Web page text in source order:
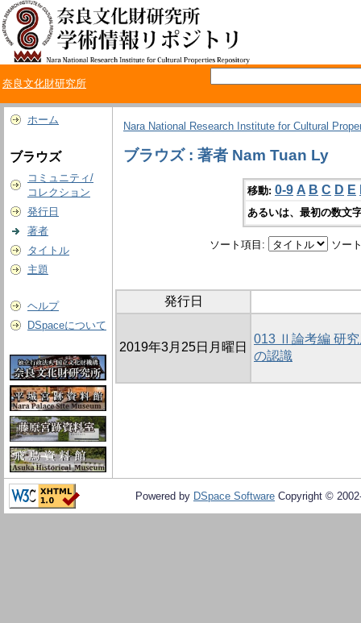
奈良文化財研究所
ホーム
ブラウズ
コミュニティ/
コレクション
発行日
著者
タイトル
主題
ヘルプ
DSpaceについて
Nara National Research Institute for Cultural
ブラウズ : 著者 Nam Tuan Ly
移動: 0-9 A B C D E
あるいは、最初の数文
ソート項目: ソー
発行日
2019年3月25日月曜日
013 Ⅱ論考編 研
の認識
Powered by DSpace Software Copyright ©